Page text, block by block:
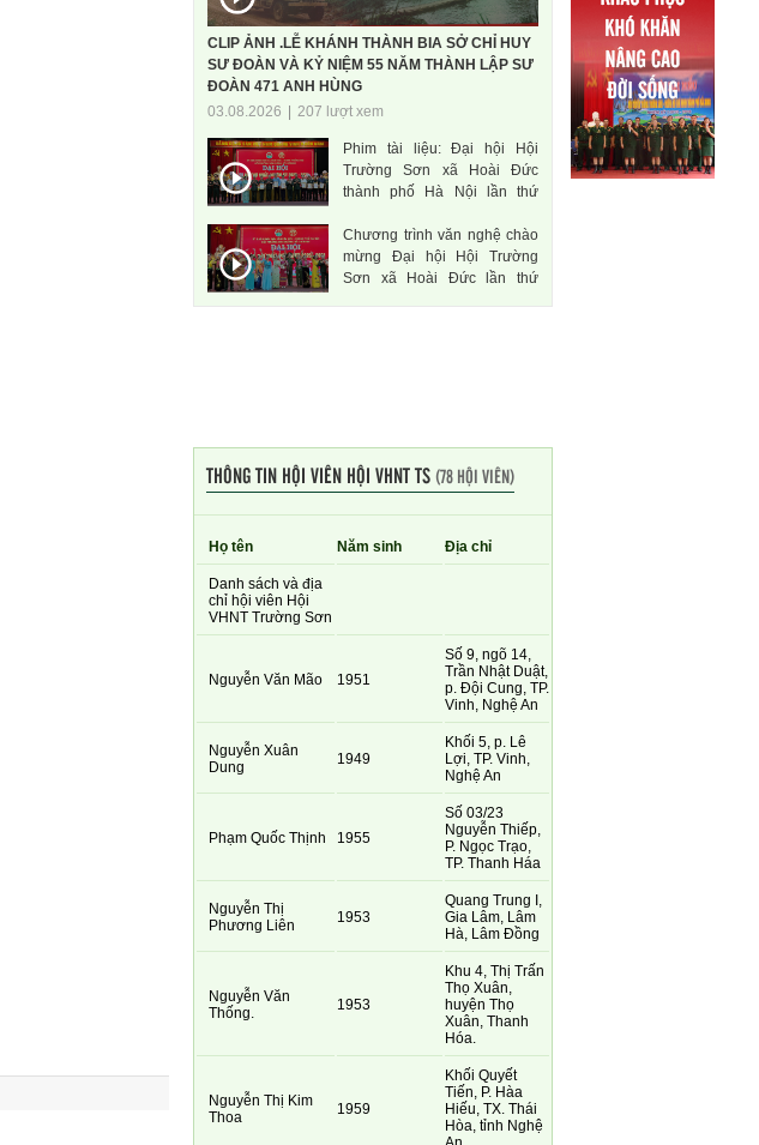
CLIP ẢNH .LỄ KHÁNH THÀNH BIA SỞ CHỈ HUY
SƯ ĐOÀN VÀ KỶ NIỆM 55 NĂM THÀNH LẬP SƯ
ĐOÀN 471 ANH HÙNG
03.08.2026
207 lượt xem
Phim tài liệu: Đại hội Hội
Trường Sơn xã Hoài Đức
thành phố Hà Nội lần thứ
Chương trình văn nghệ chào
mừng Đại hội Hội Trường
Sơn xã Hoài Đức lần thứ
THÔNG TIN HỘI VIÊN HỘI VHNT TS(78 HỘI VIÊN)
Họ tên Năm sinh Địa chỉ
Danh sách và địa
chỉ hội viên Hội
VHNT Trường Sơn
Nguyễn Văn Mão 1951
Số 9, ngõ 14,
Trần Nhật Duật,
p. Đội Cung, TP.
Vinh, Nghệ An
Nguyễn Xuân
Dung
1949
Khối 5, p. Lê
Lợi, TP. Vinh,
Nghệ An
Phạm Quốc Thịnh 1955
Số 03/23
Nguyễn Thiếp,
P. Ngọc Trạo,
TP. Thanh Háa
Nguyễn Thị
Phương Liên
1953
Quang Trung I,
Gia Lâm, Lâm
Hà, Lâm Đồng
Nguyễn Văn
Thống.
1953
Khu 4, Thị Trấn
Thọ Xuân,
huyện Thọ
Xuân, Thanh
Hóa.
Nguyễn Thị Kim
Thoa
1959
Khối Quyết
Tiến, P. Hàa
Hiếu, TX. Thái
Hòa, tỉnh Nghệ